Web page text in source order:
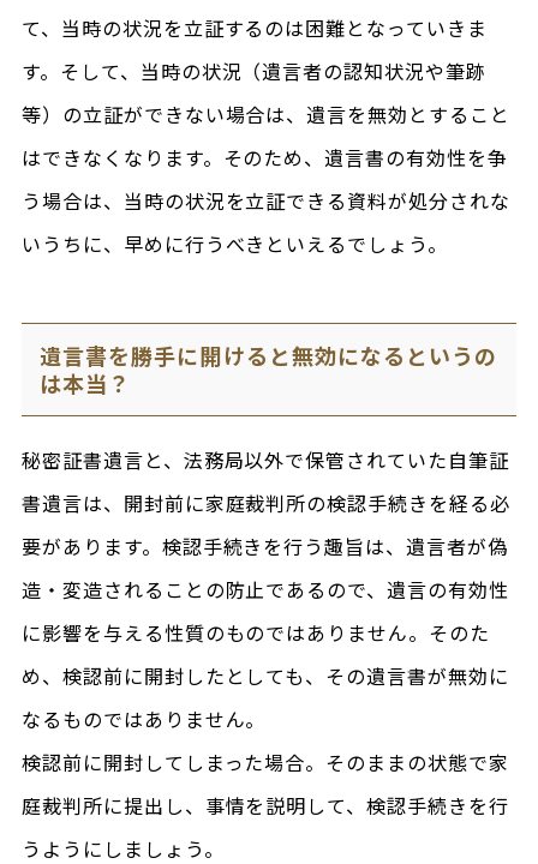
て、当時の状況を立証するのは困難となっていきま
す。そして、当時の状況（遺言者の認知状況や筆跡
等）の立証ができない場合は、遺言を無効とすること
はできなくなります。そのため、遺言書の有効性を争
う場合は、当時の状況を立証できる資料が処分されな
いうちに、早めに行うべきといえるでしょう。
遺言書を勝手に開けると無効になるというの
は本当？
秘密証書遺言と、法務局以外で保管されていた自筆証
書遺言は、開封前に家庭裁判所の検認手続きを経る必
要があります。検認手続きを行う趣旨は、遺言者が偽
造・変造されることの防止であるので、遺言の有効性
に影響を与える性質のものではありません。そのた
め、検認前に開封したとしても、その遺言書が無効に
なるものではありません。
検認前に開封してしまった場合。そのままの状態で家
庭裁判所に提出し、事情を説明して、検認手続きを行
うようにしましょう。